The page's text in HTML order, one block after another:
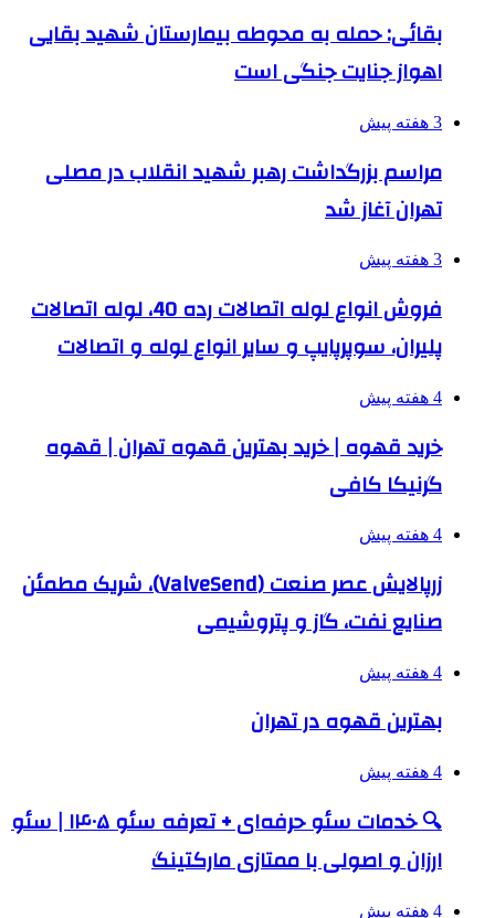
بقائی: حمله به محوطه بیمارستان شهید بقایی
اهواز جنایت جنگی است
3 هفته پیش
مراسم بزرگداشت رهبر شهید انقلاب در مصلی
تهران آغاز شد
3 هفته پیش
فروش انواع لوله اتصالات رده 40، لوله اتصالات
پلیران، سوپرپایپ و سایر انواع لوله و اتصالات
4 هفته پیش
خرید قهوه | خرید بهترین قهوه تهران | قهوه
گرنیکا کافی
4 هفته پیش
زرپالایش عصر صنعت (ValveSend)، شریک مطمئن
صنایع نفت، گاز و پتروشیمی
4 هفته پیش
بهترین قهوه در تهران
4 هفته پیش
🔍 خدمات سئو حرفه‌ای + تعرفه سئو ۱۴۰۵ | سئو
ارزان و اصولی با ممتازی مارکتینگ
4 هفته پیش